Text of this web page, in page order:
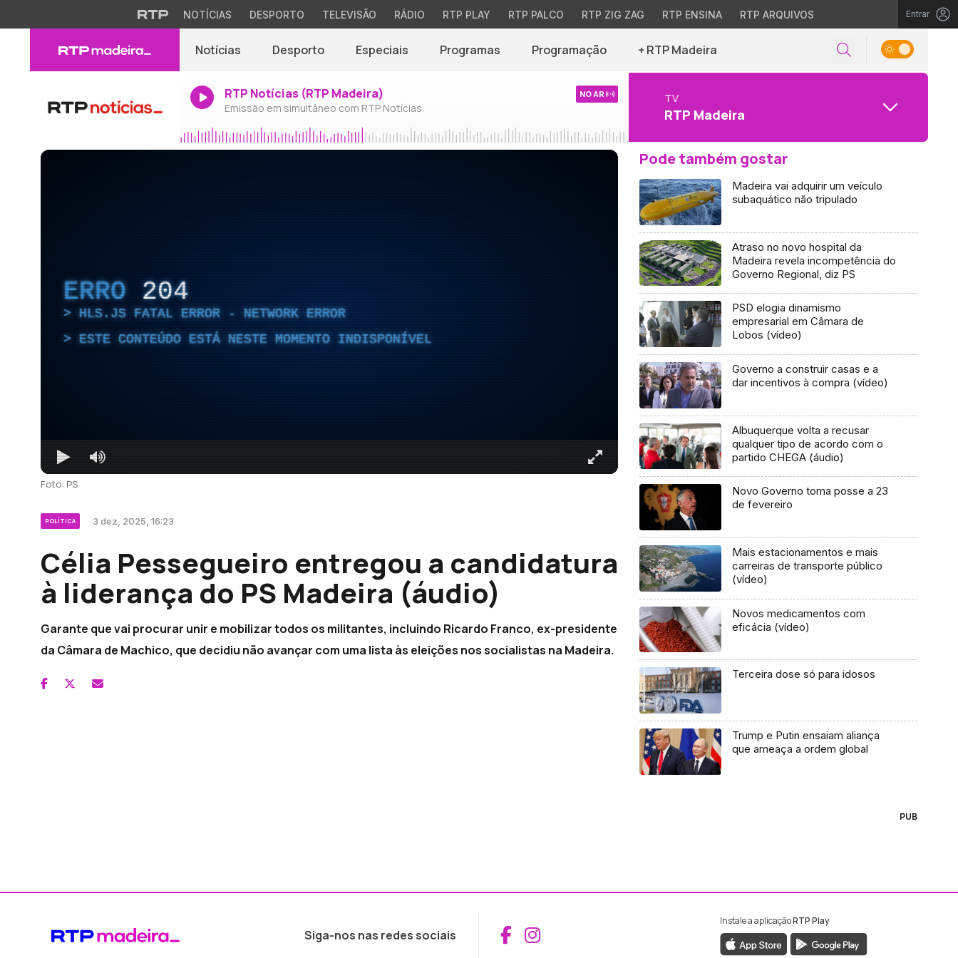
NOTÍCIAS DESPORTO TELEVISÃO RÁDIO RTP PLAY RTP PALCO RTP ZIG ZAG RTP ENSINA RTP ARQUIVOS Entrar
Notícias Desporto Especiais Programas Programação + RTP Madeira
RTP Notícias (RTP Madeira)
Emissão em simultâneo com RTP Notícias
NO AR TV
RTP Madeira
ERRO 204
HLS.JS FATAL ERROR - NETWORK ERROR
ESTE CONTEÚDO ESTÁ NESTE MOMENTO INDISPONÍVEL
Foto: PS
POLÍTICA 3 dez, 2025, 16:23
Célia Pessegueiro entregou a candidatura
à liderança do PS Madeira (áudio)
Garante que vai procurar unir e mobilizar todos os militantes, incluindo Ricardo Franco, ex-presidente
da Câmara de Machico, que decidiu não avançar com uma lista às eleições nos socialistas na Madeira.
Pode também gostar
Madeira vai adquirir um veículo
subaquático não tripulado
Atraso no novo hospital da
Madeira revela incompetência do
Governo Regional, diz PS
PSD elogia dinamismo
empresarial em Câmara de
Lobos (vídeo)
Governo a construir casas e a
dar incentivos à compra (vídeo)
Albuquerque volta a recusar
qualquer tipo de acordo com o
partido CHEGA (áudio)
Novo Governo toma posse a 23
de fevereiro
Mais estacionamentos e mais
carreiras de transporte público
(vídeo)
Novos medicamentos com
eficácia (vídeo)
Terceira dose só para idosos
Trump e Putin ensaiam aliança
que ameaça a ordem global
PUB
Siga-nos nas redes sociais Aceder ao Facebook da RTP Madeira
Aceder ao Instagram da RTP Madeira
Instale a aplicaçãoRTP Play